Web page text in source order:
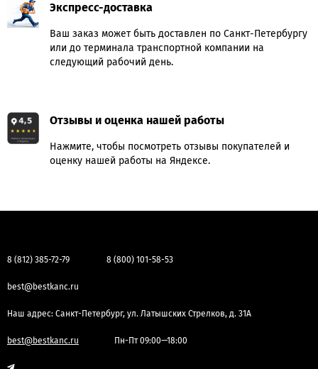
Экспресс-доставка
Ваш заказ может быть доставлен по Санкт-Петербургу
или до терминала транспортной компании на
следующий рабочий день.
Отзывы и оценка нашей работы
Нажмите, чтобы посмотреть отзывы покупателей и
оценку нашей работы на Яндексе.
8 (812) 385-72-79 8 (800) 101-58-53
best@bestkanc.ru
Наш адрес: Санкт-Петербург, ул. Латышских Стрелков, д. 31А
best@bestkanc.ru Пн-Пт 09:00—18:00